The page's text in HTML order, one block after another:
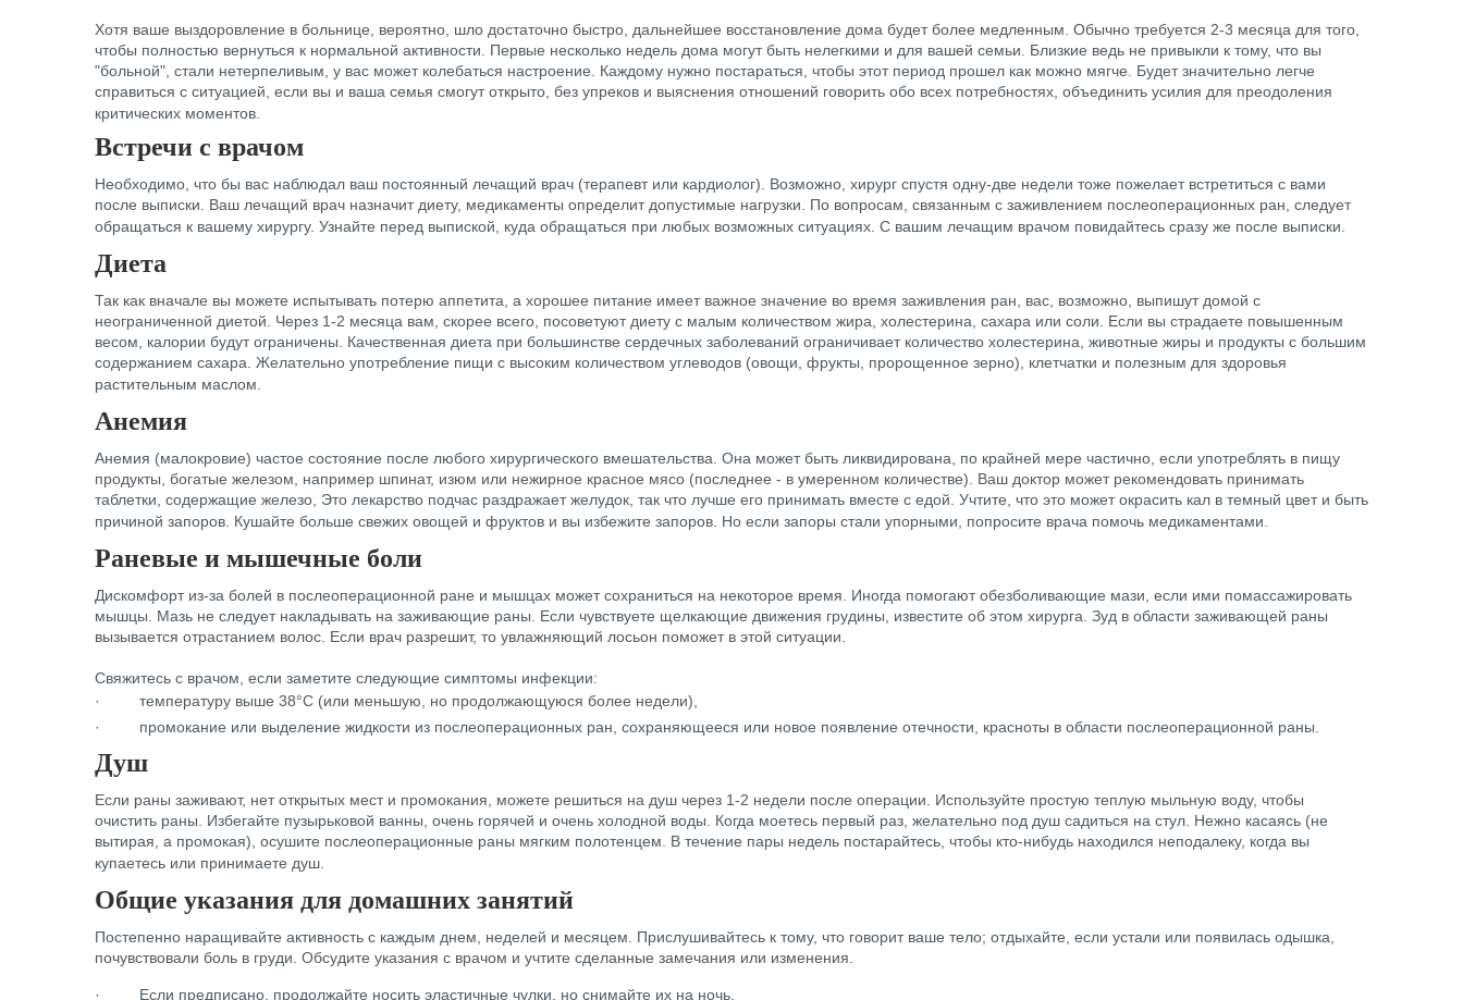
Хотя ваше выздоровление в больнице, вероятно, шло достаточно быстро, дальнейшее восстановление дома будет более медленным. Обычно требуется 2-3 месяца для того,
чтобы полностью вернуться к нормальной активности. Первые несколько недель дома могут быть нелегкими и для вашей семьи. Близкие ведь не привыкли к тому, что вы
"больной", стали нетерпеливым, у вас может колебаться настроение. Каждому нужно постараться, чтобы этот период прошел как можно мягче. Будет значительно легче
справиться с ситуацией, если вы и ваша семья смогут открыто, без упреков и выяснения отношений говорить обо всех потребностях, объединить усилия для преодоления
критических моментов.
Встречи с врачом
Необходимо, что бы вас наблюдал ваш постоянный лечащий врач (терапевт или кардиолог). Возможно, хирург спустя одну-две недели тоже пожелает встретиться с вами
после выписки. Ваш лечащий врач назначит диету, медикаменты определит допустимые нагрузки. По вопросам, связанным с заживлением послеоперационных ран, следует
обращаться к вашему хирургу. Узнайте перед выпиской, куда обращаться при любых возможных ситуациях. С вашим лечащим врачом повидайтесь сразу же после выписки.
Диета
Так как вначале вы можете испытывать потерю аппетита, а хорошее питание имеет важное значение во время заживления ран, вас, возможно, выпишут домой с
неограниченной диетой. Через 1-2 месяца вам, скорее всего, посоветуют диету с малым количеством жира, холестерина, сахара или соли. Если вы страдаете повышенным
весом, калории будут ограничены. Качественная диета при большинстве сердечных заболеваний ограничивает количество холестерина, животные жиры и продукты с большим
содержанием сахара. Желательно употребление пищи с высоким количеством углеводов (овощи, фрукты, пророщенное зерно), клетчатки и полезным для здоровья
растительным маслом.
Анемия
Анемия (малокровие) частое состояние после любого хирургического вмешательства. Она может быть ликвидирована, по крайней мере частично, если употреблять в пищу
продукты, богатые железом, например шпинат, изюм или нежирное красное мясо (последнее - в умеренном количестве). Ваш доктор может рекомендовать принимать
таблетки, содержащие железо, Это лекарство подчас раздражает желудок, так что лучше его принимать вместе с едой. Учтите, что это может окрасить кал в темный цвет и быть
причиной запоров. Кушайте больше свежих овощей и фруктов и вы избежите запоров. Но если запоры стали упорными, попросите врача помочь медикаментами.
Раневые и мышечные боли
Дискомфорт из-за болей в послеоперационной ране и мышцах может сохраниться на некоторое время. Иногда помогают обезболивающие мази, если ими помассажировать
мышцы. Мазь не следует накладывать на заживающие раны. Если чувствуете щелкающие движения грудины, известите об этом хирурга. Зуд в области заживающей раны
вызывается отрастанием волос. Если врач разрешит, то увлажняющий лосьон поможет в этой ситуации.
Свяжитесь с врачом, если заметите следующие симптомы инфекции:
· температуру выше 38°С (или меньшую, но продолжающуюся более недели),
· промокание или выделение жидкости из послеоперационных ран, сохраняющееся или новое появление отечности, красноты в области послеоперационной раны.
Душ
Если раны заживают, нет открытых мест и промокания, можете решиться на душ через 1-2 недели после операции. Используйте простую теплую мыльную воду, чтобы
очистить раны. Избегайте пузырьковой ванны, очень горячей и очень холодной воды. Когда моетесь первый раз, желательно под душ садиться на стул. Нежно касаясь (не
вытирая, а промокая), осушите послеоперационные раны мягким полотенцем. В течение пары недель постарайтесь, чтобы кто-нибудь находился неподалеку, когда вы
купаетесь или принимаете душ.
Общие указания для домашних занятий
Постепенно наращивайте активность с каждым днем, неделей и месяцем. Прислушивайтесь к тому, что говорит ваше тело; отдыхайте, если устали или появилась одышка,
почувствовали боль в груди. Обсудите указания с врачом и учтите сделанные замечания или изменения.
· Если предписано, продолжайте носить эластичные чулки, но снимайте их на ночь.